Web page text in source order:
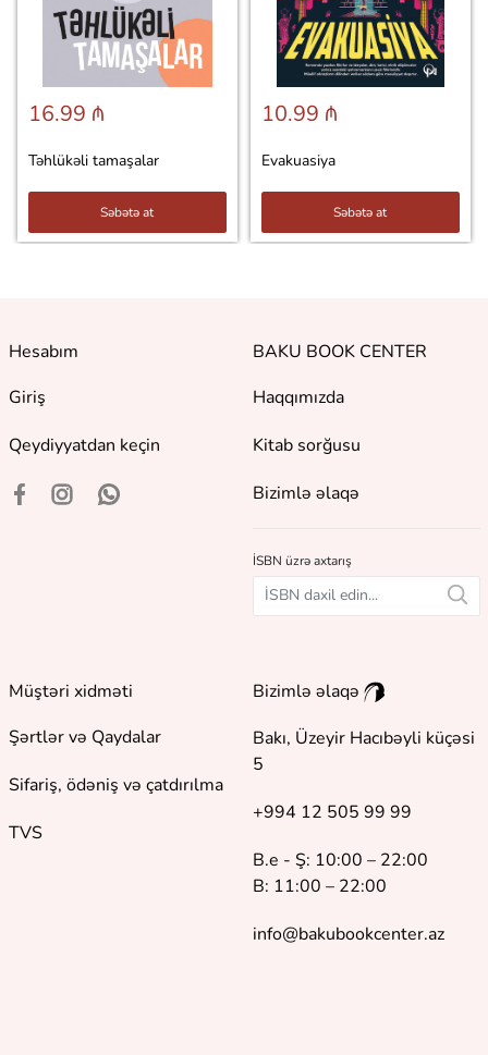
16.99 ₼
Təhlükəli tamaşalar
Səbətə at
10.99 ₼
Evakuasiya
Səbətə at
Hesabım
Giriş
Qeydiyyatdan keçin
BAKU BOOK CENTER
Haqqımızda
Kitab sorğusu
Bizimlə əlaqə
İSBN üzrə axtarış
Müştəri xidməti
Şərtlər və Qaydalar
Sifariş, ödəniş və çatdırılma
TVS
Bizimlə əlaqə
Bakı, Üzeyir Hacıbəyli küçəsi
5
+994 12 505 99 99
B.e - Ş: 10:00 – 22:00
B: 11:00 – 22:00
info@bakubookcenter.az